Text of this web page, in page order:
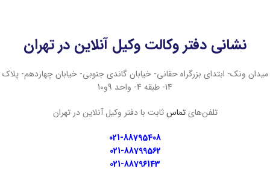
نشانی دفتر وکالت وکیل آنلاین در تهران
میدان ونک- ابتدای بزرگراه حقانی- خیابان گاندی جنوبی- خیابان چهاردهم- پلاک
14- طبقه 4- واحد 9و10
تلفن‌هایتماسثابت با دفتر وکیل آنلاین در تهران
021-88795408
021-88799562
021-88796143